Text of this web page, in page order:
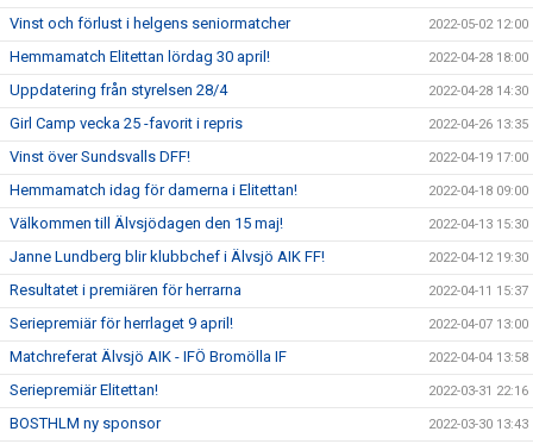
Vinst och förlust i helgens seniormatcher 2022-05-02 12:00
Hemmamatch Elitettan lördag 30 april! 2022-04-28 18:00
Uppdatering från styrelsen 28/4 2022-04-28 14:30
Girl Camp vecka 25 -favorit i repris 2022-04-26 13:35
Vinst över Sundsvalls DFF! 2022-04-19 17:00
Hemmamatch idag för damerna i Elitettan! 2022-04-18 09:00
Välkommen till Älvsjödagen den 15 maj! 2022-04-13 15:30
Janne Lundberg blir klubbchef i Älvsjö AIK FF! 2022-04-12 19:30
Resultatet i premiären för herrarna 2022-04-11 15:37
Seriepremiär för herrlaget 9 april! 2022-04-07 13:00
Matchreferat Älvsjö AIK - IFÖ Bromölla IF 2022-04-04 13:58
Seriepremiär Elitettan! 2022-03-31 22:16
BOSTHLM ny sponsor 2022-03-30 13:43